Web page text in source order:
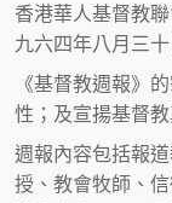
香港華人基督教
九六四年八月三
《基督教週報》
性；及宣揚基督教
週報內容包括報
授、教會牧師、